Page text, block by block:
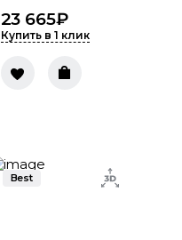
23 665₽
Купить в 1 клик
Best